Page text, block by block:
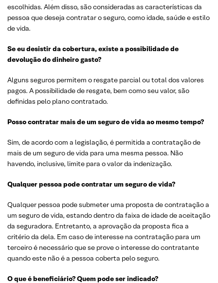
escolhidas. Além disso, são consideradas as características da
pessoa que deseja contratar o seguro, como idade, saúde e estilo
de vida.
Se eu desistir da cobertura, existe a possibilidade de
devolução do dinheiro gasto?
Alguns seguros permitem o resgate parcial ou total dos valores
pagos. A possibilidade de resgate, bem como seu valor, são
definidas pelo plano contratado.
Posso contratar mais de um seguro de vida ao mesmo tempo?
Sim, de acordo com a legislação, é permitida a contratação de
mais de um seguro de vida para uma mesma pessoa. Não
havendo, inclusive, limite para o valor da indenização.
Qualquer pessoa pode contratar um seguro de vida?
Qualquer pessoa pode submeter uma proposta de contratação a
um seguro de vida, estando dentro da faixa de idade de aceitação
da seguradora. Entretanto, a aprovação da proposta fica a
critério da dela. Em caso de interesse na contratação para um
terceiro é necessário que se prove o interesse do contratante
quando este não é a pessoa coberta pelo seguro.
O que é beneficiário? Quem pode ser indicado?